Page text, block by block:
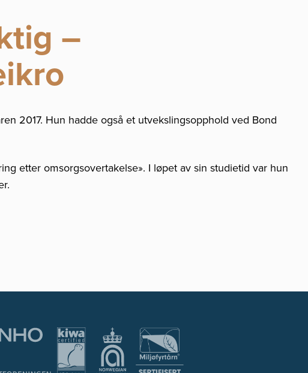
–
2017. Hun hadde også et utvekslingsopphold ved Bond
etter omsorgsovertakelse». I løpet av sin studietid var hun